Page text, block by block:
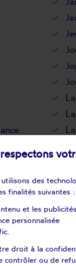
bois
bayon
des
finalités suivantes :
et les publicités
personnalisée
droit à la
contrôler ou de